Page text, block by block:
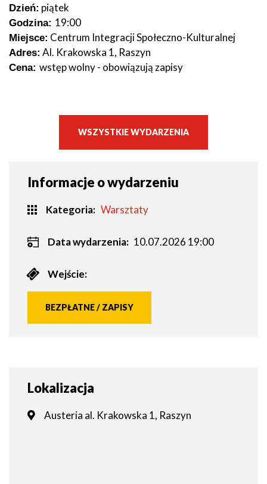
Dzień: piątek
Godzina: 19:00
Miejsce: Centrum Integracji Społeczno-Kulturalnej
Adres: Al. Krakowska 1, Raszyn
Cena: wstęp wolny - obowiązują zapisy
WSZYSTKIE WYDARZENIA
Informacje o wydarzeniu
Kategoria Warsztaty
Data wydarzenia: 10.07.2026 19:00
Wejście:
BEZPŁATNE / ZAPISY
Lokalizacja
Austeria al. Krakowska 1, Raszyn